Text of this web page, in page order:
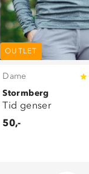
OUTLET
Dame
Stormberg
Tid genser
50,-